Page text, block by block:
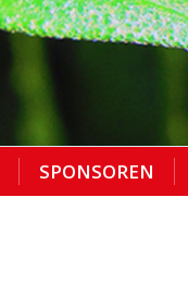
SPONSOREN